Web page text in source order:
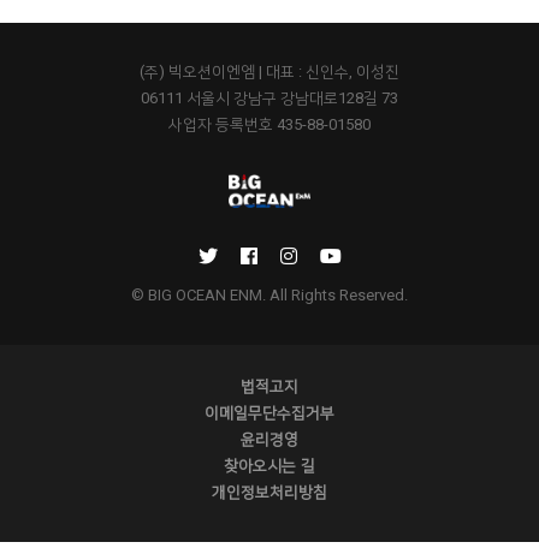
(주) 빅오션이엔엠 | 대표 : 신인수, 이성진
06111 서울시 강남구 강남대로128길 73
사업자 등록번호 435-88-01580
© BIG OCEAN ENM. All Rights Reserved.
법적고지
이메일무단수집거부
윤리경영
찾아오시는 길
개인정보처리방침